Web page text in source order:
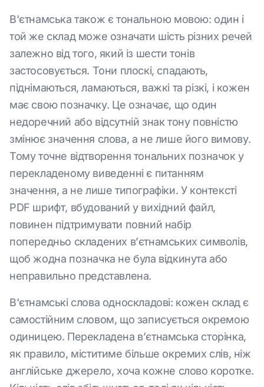
В'єтнамська також є тональною мовою: один і
той же склад може означати шість різних речей
залежно від того, який із шести тонів
застосовується. Тони плоскі, спадають,
піднімаються, ламаються, важкі та різкі, і кожен
має свою позначку. Це означає, що один
недоречний або відсутній знак тону повністю
змінює значення слова, а не лише його вимову.
Тому точне відтворення тональних позначок у
перекладеному виведенні є питанням
значення, а не лише типографіки. У контексті
PDF шрифт, вбудований у вихідний файл,
повинен підтримувати повний набір
попередньо складених в’єтнамських символів,
щоб жодна позначка не була відкинута або
неправильно представлена.
В'єтнамські слова односкладові: кожен склад є
самостійним словом, що записується окремою
одиницею. Перекладена в’єтнамська сторінка,
як правило, міститиме більше окремих слів, ніж
англійське джерело, хоча кожне слово коротке.